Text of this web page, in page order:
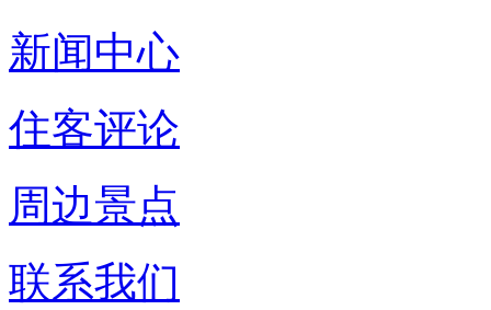
新闻中心
住客评论
周边景点
联系我们